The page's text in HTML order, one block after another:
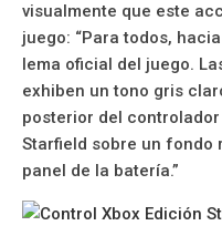
visualmente que este
juego: “Para todos,
lema oficial del juego.
exhiben un tono gris
posterior del
Starfield sobre un fondo
panel de la batería.”